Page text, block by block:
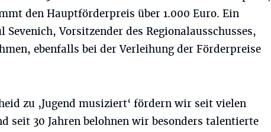
den Hauptförderpreis über 1.000 Euro. Ein
Vorsitzender des Regionalausschusses,
ebenfalls bei der Verleihung der Förderpreise
zu ‚Jugend musiziert‘ fördern wir seit vielen
seit 30 Jahren belohnen wir besonders talentierte